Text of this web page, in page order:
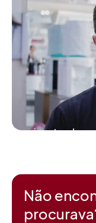
Depoimentos dos
Não